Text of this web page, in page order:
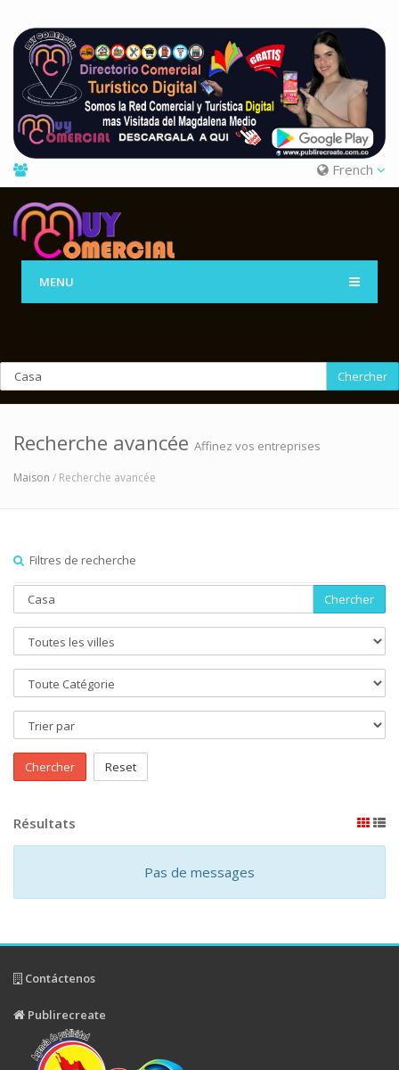
French
MENU
Chercher
Recherche avancée Affinez vos entreprises
Maison / Recherche avancée
Filtres de recherche
Chercher
Chercher Reset
Résultats
Pas de messages
Contáctenos
Publirecreate